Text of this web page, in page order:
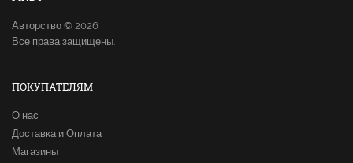
Авторство © 2026
Все права защищены.
ПОКУПАТЕЛЯМ
О нас
Доставка и Оплата
Магазины